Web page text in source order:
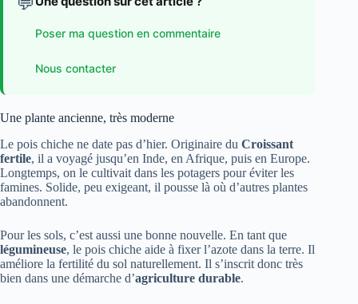
Poser ma question en commentaire
Nous contacter
Une plante ancienne, très moderne
Le pois chiche ne date pas d’hier. Originaire du Croissant
fertile, il a voyagé jusqu’en Inde, en Afrique, puis en Europe.
Longtemps, on le cultivait dans les potagers pour éviter les
famines. Solide, peu exigeant, il pousse là où d’autres plantes
abandonnent.
Pour les sols, c’est aussi une bonne nouvelle. En tant que
légumineuse, le pois chiche aide à fixer l’azote dans la terre. Il
améliore la fertilité du sol naturellement. Il s’inscrit donc très
bien dans une démarche d’agriculture durable.